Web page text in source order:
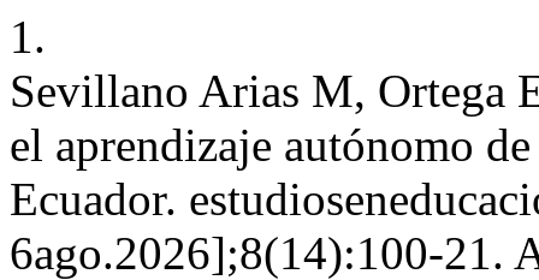
1.
Sevillano Arias M, Ortega
el aprendizaje autónomo
Ecuador.
6ago.2026];8(14):100-21.